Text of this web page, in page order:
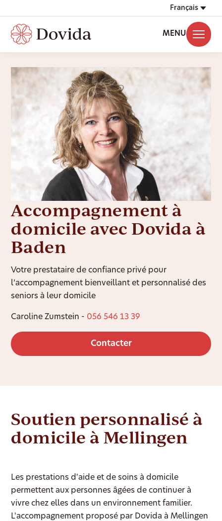
Français
MENU
Accompagnement à
domicile avec Dovida à
Baden
Votre prestataire de confiance privé pour
l’accompagnement bienveillant et personnalisé des
seniors à leur domicile
Caroline Zumstein - 056 546 13 39
Contacter
Soutien personnalisé à
domicile à Mellingen
Les prestations d'aide et de soins à domicile
permettent aux personnes âgées de continuer à
vivre chez elles dans un environnement familier.
L'accompagnement proposé par Dovida à Mellingen